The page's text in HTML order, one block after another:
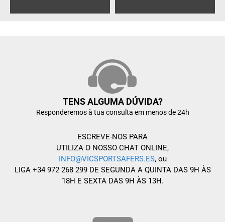
TENS ALGUMA DÚVIDA?
Responderemos à tua consulta em menos de 24h
ESCREVE-NOS PARA
UTILIZA O NOSSO CHAT ONLINE,
INFO@VICSPORTSAFERS.ES, ou
LIGA +34 972 268 299 DE SEGUNDA A QUINTA DAS 9H ÀS
18H E SEXTA DAS 9H ÀS 13H.